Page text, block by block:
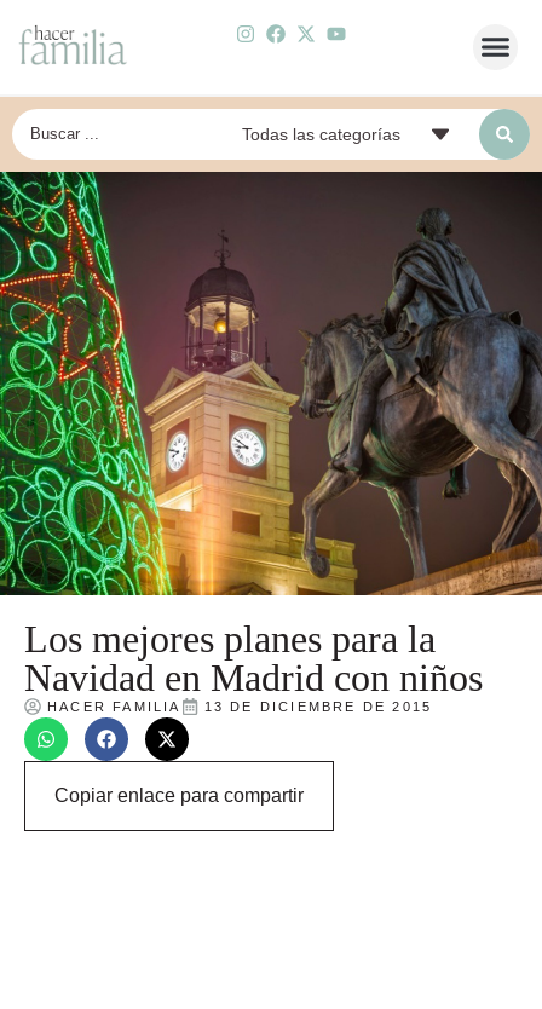
Los mejores planes para la
Navidad en Madrid con niños
HACER FAMILIA 13 DE DICIEMBRE DE 2015
Copiar enlace para compartir